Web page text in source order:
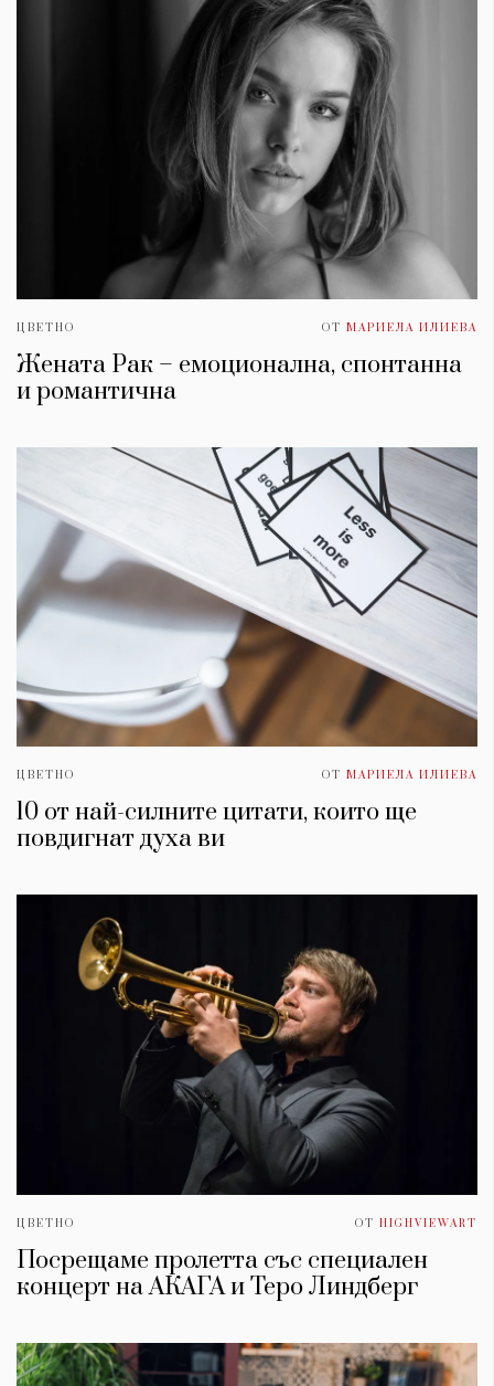
ЦВЕТНО ОТ МАРИЕЛА ИЛИЕВА
Жената Рак – емоционална, спонтанна
и романтична
ЦВЕТНО ОТ МАРИЕЛА ИЛИЕВА
10 от най-силните цитати, които ще
повдигнат духa ви
ЦВЕТНО ОТ HIGHVIEWART
Посрещаме пролетта със специален
концерт на АКАГА и Теро Линдберг